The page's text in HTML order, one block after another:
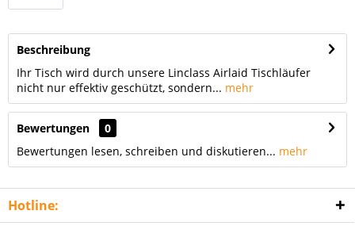
Beschreibung
Ihr Tisch wird durch unsere Linclass Airlaid Tischläufer
nicht nur effektiv geschützt, sondern... mehr
Bewertungen
0
Bewertungen lesen, schreiben und diskutieren... mehr
Hotline: